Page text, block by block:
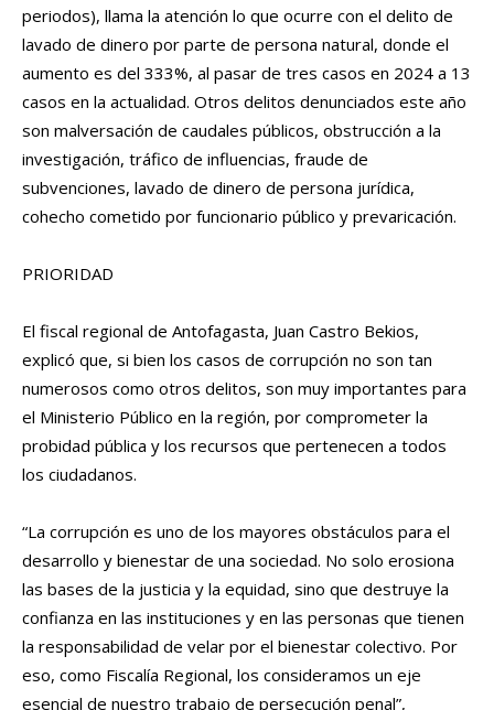
periodos), llama la atención lo que ocurre con el delito de
lavado de dinero por parte de persona natural, donde el
aumento es del 333%, al pasar de tres casos en 2024 a 13
casos en la actualidad. Otros delitos denunciados este año
son malversación de caudales públicos, obstrucción a la
investigación, tráfico de influencias, fraude de
subvenciones, lavado de dinero de persona jurídica,
cohecho cometido por funcionario público y prevaricación.
PRIORIDAD
El fiscal regional de Antofagasta, Juan Castro Bekios,
explicó que, si bien los casos de corrupción no son tan
numerosos como otros delitos, son muy importantes para
el Ministerio Público en la región, por comprometer la
probidad pública y los recursos que pertenecen a todos
los ciudadanos.
“La corrupción es uno de los mayores obstáculos para el
desarrollo y bienestar de una sociedad. No solo erosiona
las bases de la justicia y la equidad, sino que destruye la
confianza en las instituciones y en las personas que tienen
la responsabilidad de velar por el bienestar colectivo. Por
eso, como Fiscalía Regional, los consideramos un eje
esencial de nuestro trabajo de persecución penal”,